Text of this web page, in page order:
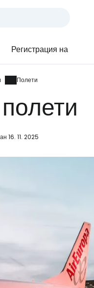
Регистрация на
Полети
16. 11. 2025